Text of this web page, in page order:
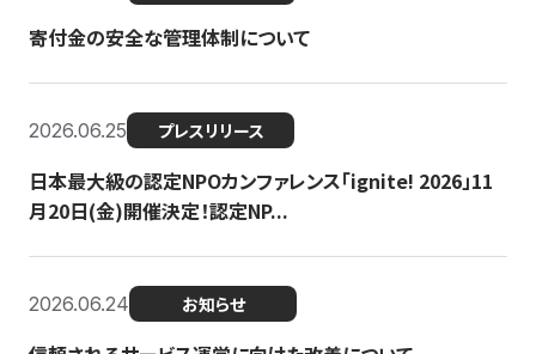
寄付金の安全な管理体制について
2026.06.25 プレスリリース
日本最大級の認定NPOカンファレンス「ignite! 2026」11
月20日(金)開催決定！認定NP...
2026.06.24 お知らせ